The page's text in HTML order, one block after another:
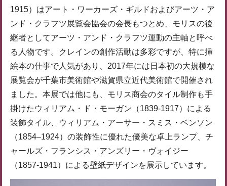
1915）はアート・ワーカーズ・ギルドおよびアーツ・ア
ンド・クラフツ展覧会協会の会長もつとめ、モリスの後
継者としてアーツ・アンド・クラフツ運動の主軸と呼べ
る人物です。クレインの創作活動は多彩ですが、特に挿
絵本の仕事で人気があり、2017年には日本初の大規模な
展覧会が千葉市美術館や滋賀県立近代美術館で開催され
ました。本展では他にも、モリス商会のタイル制作も手
掛けたウィリアム・ド・モーガン（1839-1917）による
装飾タイル、ウィリアム・アーサー・スミス・ベンソン
（1854–1924）の装飾性に優れた優美な卓上ランプ、チ
ャールズ・フランシス・アンズリー・ヴォイジー
（1857-1941）による壁紙デザインを展示しています。